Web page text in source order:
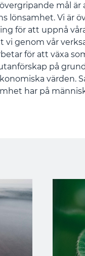
mål
lönsamhet. Vi är
för att uppnå
vi genom vår
för att växa
på
värden.
har på